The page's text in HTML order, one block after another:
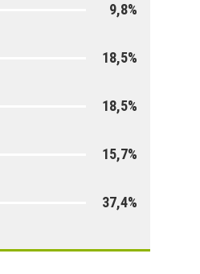
9,8%
18,5%
18,5%
15,7%
37,4%